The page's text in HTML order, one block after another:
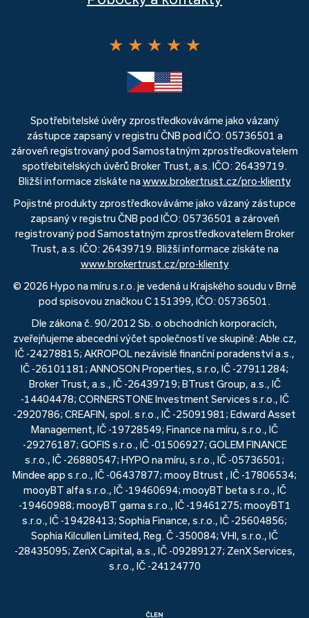
★ ★ ★ ★ ★
Spotřebitelské úvěry zprostředkováváme jako vázaný
zástupce zapsaný v registru ČNB pod IČO: 05736501 a
zároveň registrovaný pod Samostatným zprostředkovatelem
spotřebitelských úvěrů Broker Trust, a.s. IČO: 26439719.
Bližší informace získáte na www.brokertrust.cz/pro-klienty
Pojistné produkty zprostředkováváme jako vázaný zástupce
zapsaný v registru ČNB pod IČO: 05736501 a zároveň
registrovaný pod Samostatným zprostředkovatelem Broker
Trust, a.s. IČO: 26439719. Bližší informace získáte na
www.brokertrust.cz/pro-klienty
© 2026 Hypo na míru s.r.o. je vedená u Krajského soudu v Brně
pod spisovou značkou C 151399, IČO: 05736501.
Dle zákona č. 90/2012 Sb. o obchodních korporacích,
zveřejňujeme abecední výčet společností ve skupině: Able.cz,
IČ -24278815; AKROPOL nezávislé finanční poradenství a.s.,
IČ -26101181; ANNOSON Properties, s.r.o, IČ -27911284;
Broker Trust, a.s., IČ -26439719; BTrust Group, a.s., IČ
-14404478; CORNERSTONE Investment Services s.r.o., IČ
-2920786; CREAFIN, spol. s r.o., IČ -25091981; Edward Asset
Management, IČ -19728549; Finance na míru, s.r.o., IČ
-29276187; GOFIS s.r.o., IČ -01506927; GOLEM FINANCE
s.r.o., IČ -26880547; HYPO na míru, s.r.o., IČ -05736501;
Mindee app s.r.o., IČ -06437877; mooy Btrust , IČ -17806534;
mooyBT alfa s.r.o., IČ -19460694; mooyBT beta s.r.o., IČ
-19460988; mooyBT gama s.r.o., IČ -19461275; mooyBT1
s.r.o., IČ -19428413; Sophia Finance, s.r.o., IČ -25604856;
Sophia Kilcullen Limited, Reg. Č -350084; VHI, s.r.o., IČ
-28435095; ZenX Capital, a.s., IČ -09289127; ZenX Services,
s.r.o., IČ -24124770